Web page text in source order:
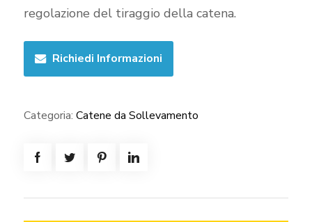
regolazione del tiraggio della catena.
Richiedi Informazioni
Categoria: Catene da Sollevamento